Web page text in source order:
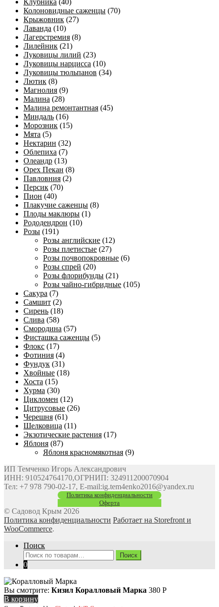
Клубника (40)
Колоновидные саженцы (70)
Крыжовник (27)
Лаванда (10)
Лагерстремия (8)
Лилейник (21)
Луковицы лилий (23)
Луковицы нарцисса (10)
Луковицы тюльпанов (34)
Лютик (8)
Магнолия (9)
Малина (28)
Малина ремонтантная (45)
Миндаль (16)
Морозник (15)
Мята (5)
Нектарин (32)
Облепиха (7)
Олеандр (13)
Орех Пекан (8)
Павловния (2)
Персик (70)
Пион (40)
Плакучие саженцы (8)
Плоды маклюры (1)
Рододендрон (10)
Розы (191)
Розы английские (12)
Розы плетистые (27)
Розы почвопокровные (6)
Розы спрей (20)
Розы флорибунды (21)
Розы чайно-гибридные (105)
Сакура (7)
Самшит (2)
Сирень (18)
Слива (58)
Смородина (57)
Фисташка саженцы (5)
Флокс (17)
Фотиния (4)
Фундук (31)
Хвойные (18)
Хоста (15)
Хурма (30)
Цикломен (12)
Цитрусовые (26)
Черешня (61)
Шелковица (11)
Экзотические растения (17)
Яблоня (87)
Яблоня красномякотная (9)
ИП Темченко Игорь Александрович
ИНН: 910524764170,ОГРНИП: 324911200070904
Тел: +7 978 790-02-17, E-mail:ig.tem4enko2016@yandex.ru
Политика конфиденциальности
Оферта
© Садовод Крым 2026
Политика конфиденциальности Работает на Storefront и
WooCommerce.
Поиск
Искать:
Поиск
0
Вы смотрите: Кизил Коралловый Марка 380 Р
В корзину